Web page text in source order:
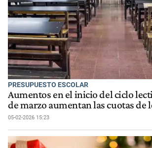
PRESUPUESTO ESCOLAR
Aumentos en el inicio del ciclo
de marzo aumentan las cuotas de
05-02-2026 15:23